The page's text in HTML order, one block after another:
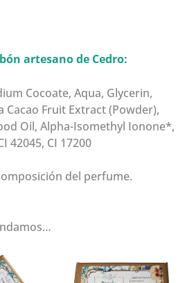
artesano de Cedro:
Cocoate, Aqua, Glycerin,
Cacao Fruit Extract (Powder),
Oil, Alpha-Isomethyl Ionone*,
42045, CI 17200
del perfume.